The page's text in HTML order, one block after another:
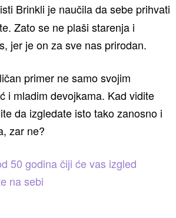
Brinkli je naučila da sebe prihvati
Zato se ne plaši starenja i
jer je on za sve nas prirodan.
primer ne samo svojim
i mladim devojkama. Kad vidite
da izgledate isto tako zanosno i
zar ne?
50 godina čiji će vas izgled
na sebi